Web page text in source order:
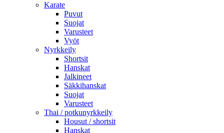
Karate
Puvut
Suojat
Varusteet
Vyöt
Nyrkkeily
Shortsit
Hanskat
Jalkineet
Säkkihanskat
Suojat
Varusteet
Thai / potkunyrkkeily
Housut / shortsit
Hanskat